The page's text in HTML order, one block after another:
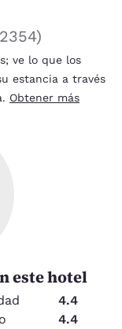
2354)
ve lo que los
estancia a través
Obtener más
este hotel
4.4
4.4